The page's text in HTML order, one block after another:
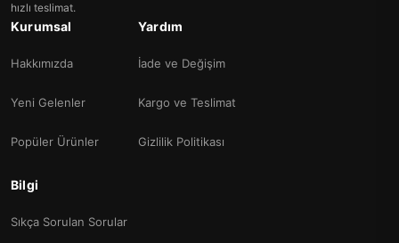
hızlı teslimat.
Kurumsal
Hakkımızda
Yeni Gelenler
Popüler Ürünler
Yardım
İade ve Değişim
Kargo ve Teslimat
Gizlilik Politikası
Bilgi
Sıkça Sorulan Sorular